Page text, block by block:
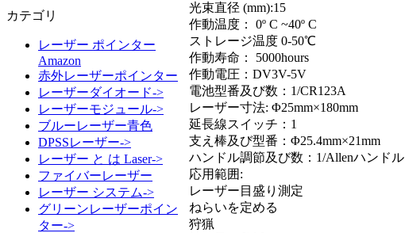
カテゴリ
レーザー ポインター
Amazon
赤外レーザーポインター
レーザーダイオード->
レーザーモジュール->
ブルーレーザー青色
DPSSレーザー->
レーザー と は Laser->
ファイバーレーザー
レーザー システム->
グリーンレーザーポイン
ター->
光束直径 (mm):15
作動温度： 0º C ~40º C
ストレージ温度 0-50℃
作動寿命： 5000hours
作動電圧：DV3V-5V
電池型番及び数：1/CR123A
レーザー寸法: Φ25mm×180mm
延長線スイッチ：1
支え棒及び型番：Φ25.4mm×21mm
ハンドル調節及び数：1/Allenハンドル
応用範囲:
レーザー目盛り測定
ねらいを定める
狩猟